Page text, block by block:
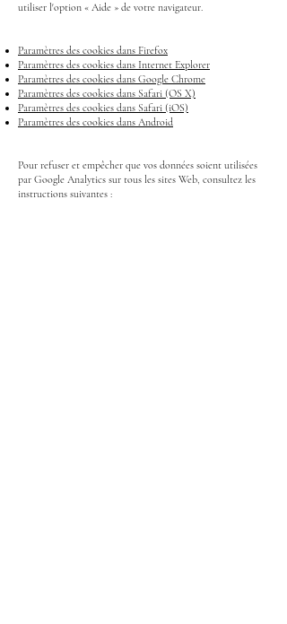
utiliser l'option « Aide » de votre navigateur.
Paramètres des cookies dans Firefox
Paramètres des cookies dans Internet Explorer
Paramètres des cookies dans Google Chrome
Paramètres des cookies dans Safari (OS X)
Paramètres des cookies dans Safari (iOS)
Paramètres des cookies dans Android
Pour refuser et empêcher que vos données soient utilisées
par Google Analytics sur tous les sites Web, consultez les
instructions suivantes :